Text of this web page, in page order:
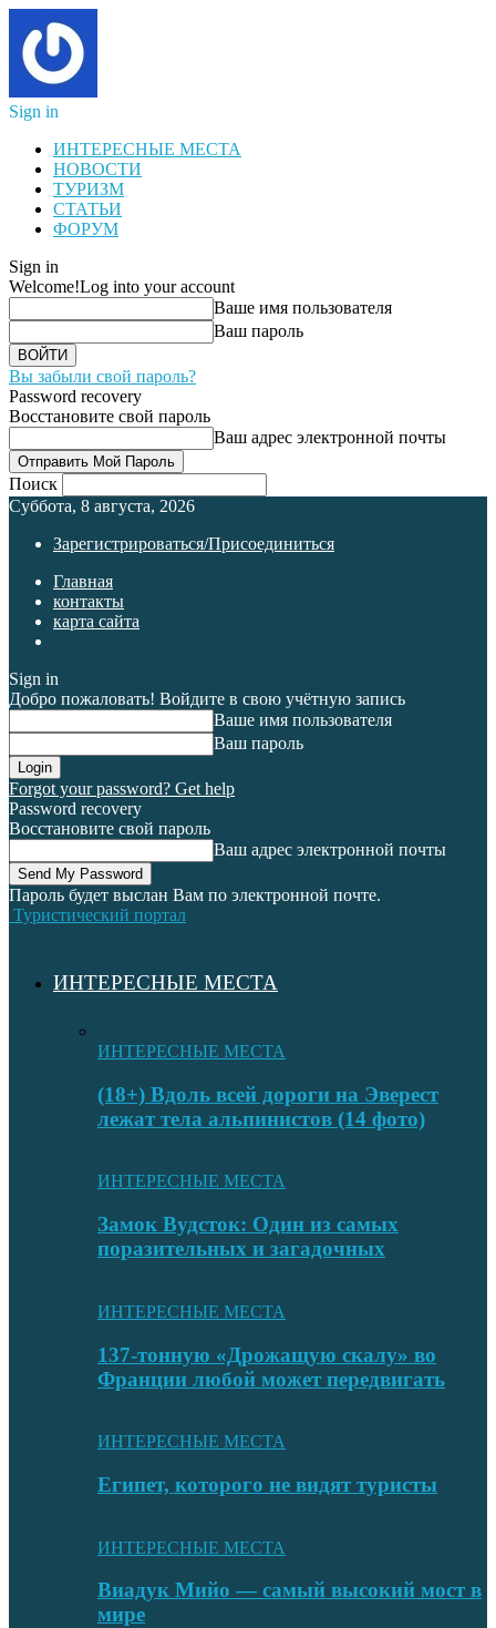
Sign in
ИНТЕРЕСНЫЕ МЕСТА
НОВОСТИ
ТУРИЗМ
СТАТЬИ
ФОРУМ
Sign in
Welcome!Log into your account
Ваше имя пользователя
Ваш пароль
Вы забыли свой пароль?
Password recovery
Восстановите свой пароль
Ваш адрес электронной почты
Поиск
Суббота, 8 августа, 2026
Зарегистрироваться/Присоединиться
Главная
контакты
карта сайта
Sign in
Добро пожаловать! Войдите в свою учётную запись
Ваше имя пользователя
Ваш пароль
Forgot your password? Get help
Password recovery
Восстановите свой пароль
Ваш адрес электронной почты
Пароль будет выслан Вам по электронной почте.
Туристический портал
ИНТЕРЕСНЫЕ МЕСТА
ИНТЕРЕСНЫЕ МЕСТА
(18+) Вдоль всей дороги на Эверест
лежат тела альпинистов (14 фото)
ИНТЕРЕСНЫЕ МЕСТА
Замок Вудсток: Один из самых
поразительных и загадочных
ИНТЕРЕСНЫЕ МЕСТА
137-тонную «Дрожащую скалу» во
Франции любой может передвигать
ИНТЕРЕСНЫЕ МЕСТА
Египет, которого не видят туристы
ИНТЕРЕСНЫЕ МЕСТА
Виадук Мийо — самый высокий мост в
мире